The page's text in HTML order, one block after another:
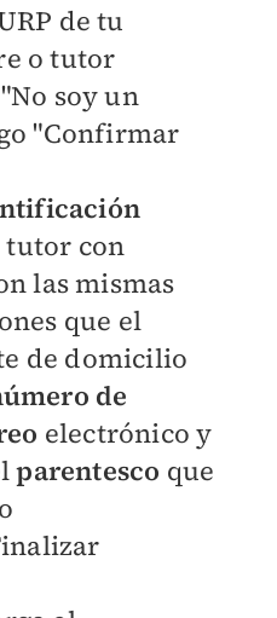
de tu
o tutor
soy un
"Confirmar
con
las mismas
que el
de domicilio
de
electrónico y
parentesco que